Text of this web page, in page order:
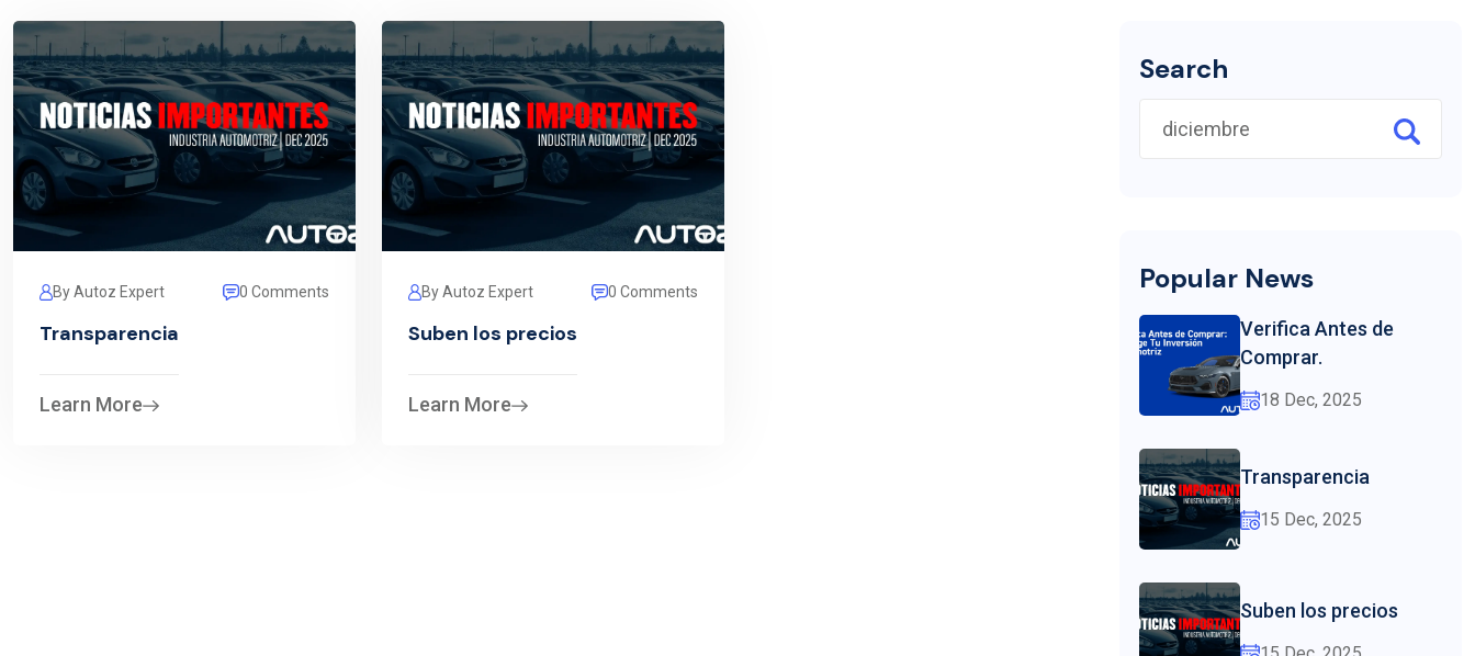
By Autoz Expert 0 Comments
Transparencia
Learn More
By Autoz Expert 0 Comments
Suben los precios
Learn More
Search
Popular News
Verifica Antes de
Comprar.
18 Dec, 2025
Transparencia
15 Dec, 2025
Suben los precios